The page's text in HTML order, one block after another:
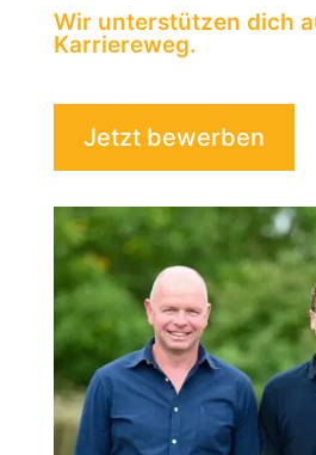
Wir unterstützen dich
Karriereweg.
Jetzt bewerben